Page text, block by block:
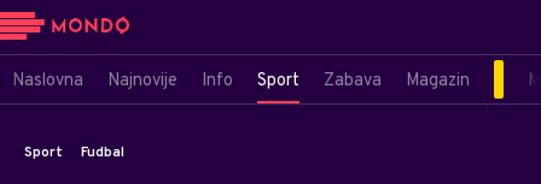
Naslovna Najnovije Info Sport Zabava Magazin
Sport Fudbal